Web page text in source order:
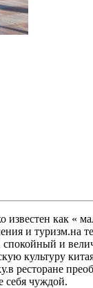
как «
и
и
культуру
себя чуждой.